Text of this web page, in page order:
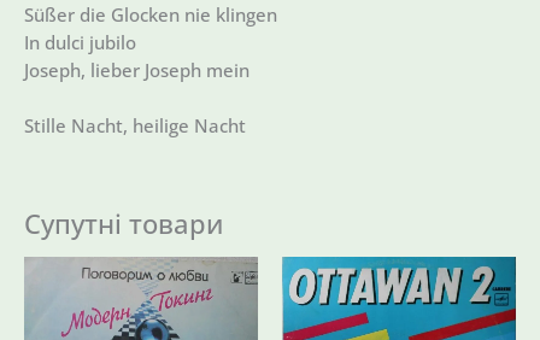
Süßer die Glocken nie klingen
In dulci jubilo
Joseph, lieber Joseph mein
Stille Nacht, heilige Nacht
Супутні товари
Оригінальна
ціна:
974 ₴.
Поточна
ціна:
466 ₴.
Оригінальна
ціна:
646 ₴.
Поточна
ціна:
445 ₴.